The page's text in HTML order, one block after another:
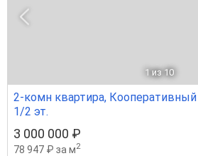
1 из 10
2-комн квартира, Кооперативный
1/2 эт.
3 000 000 ₽
78 947 ₽ за м2